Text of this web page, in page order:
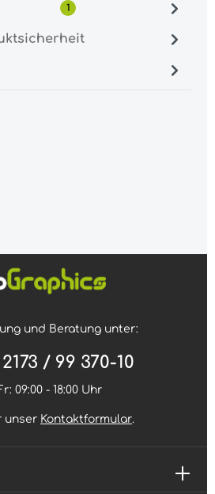
1
und Beratung unter:
/ 99 370-10
09:00 - 18:00 Uhr
unser Kontaktformular.